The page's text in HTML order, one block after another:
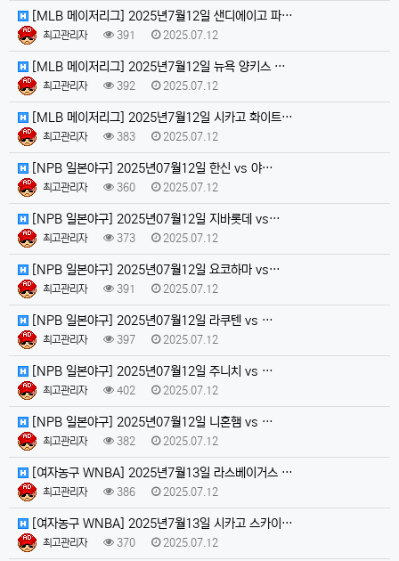
[MLB 메이저리그] 2025년7월12일 샌디에이고 파…
최고관리자 391 2025.07.12
[MLB 메이저리그] 2025년7월12일 뉴욕 양키스 …
최고관리자 392 2025.07.12
[MLB 메이저리그] 2025년7월12일 시카고 화이트…
최고관리자 383 2025.07.12
[NPB 일본야구] 2025년07월12일 한신 vs 야…
최고관리자 360 2025.07.12
[NPB 일본야구] 2025년07월12일 지바롯데 vs…
최고관리자 373 2025.07.12
[NPB 일본야구] 2025년07월12일 요코하마 vs…
최고관리자 391 2025.07.12
[NPB 일본야구] 2025년07월12일 라쿠텐 vs …
최고관리자 397 2025.07.12
[NPB 일본야구] 2025년07월12일 주니치 vs …
최고관리자 402 2025.07.12
[NPB 일본야구] 2025년07월12일 니혼햄 vs …
최고관리자 382 2025.07.12
[여자농구 WNBA] 2025년7월13일 라스베이거스 …
최고관리자 386 2025.07.12
[여자농구 WNBA] 2025년7월13일 시카고 스카이…
최고관리자 370 2025.07.12